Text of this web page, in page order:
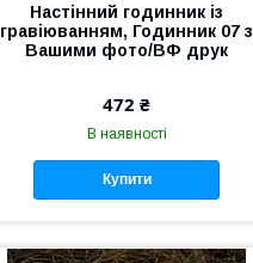
Настінний годинник із
гравіюванням, Годинник 07 з
Вашими фото/ВФ друк
472 ₴
В наявності
Купити